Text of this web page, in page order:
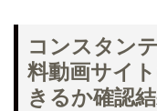
コンスタン
料動画サイ
きるか確認